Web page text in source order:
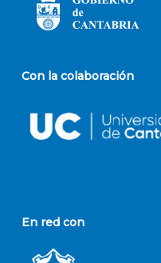
Con la colaboración
En red con